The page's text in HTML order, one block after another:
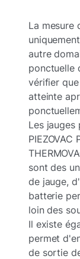
La mesure
autre
ponctuelle
vérifier
atteinte
Les jauges
PIEZOVAC
sont des
de jauge,
batterie
loin des
Il existe
permet
de sortie